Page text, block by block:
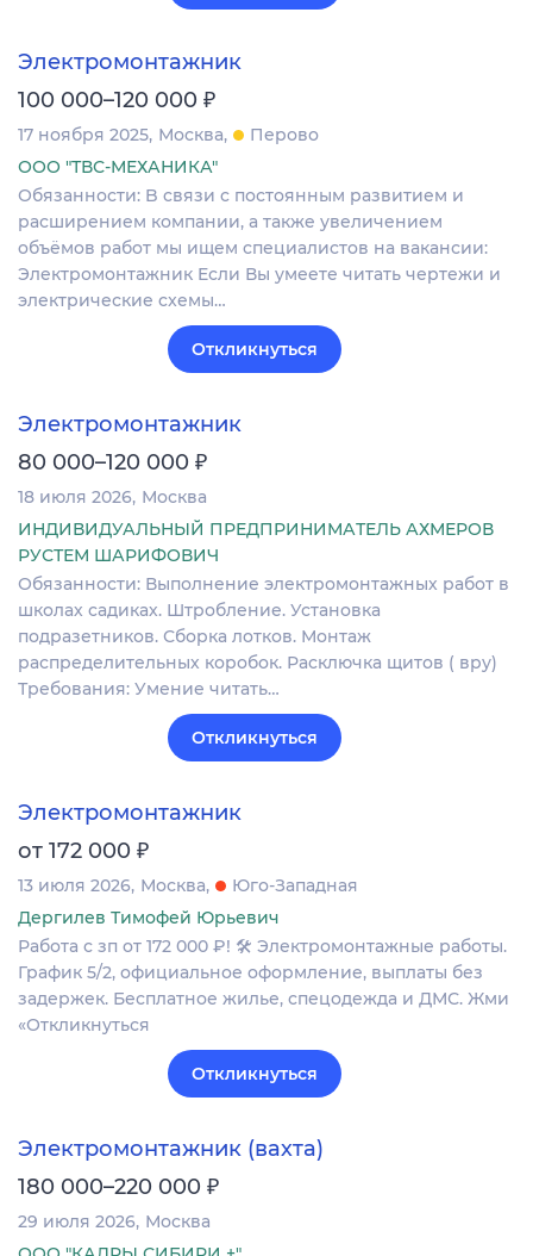
Электромонтажник
100 000–120 000 ₽
17 ноября 2025 Москва
Перово
ООО "ТВС-МЕХАНИКА"
Обязанности: B cвязи c постоянным развитием и
расшиpениeм компaнии, а тaкжe увеличeнием
oбъёмoв paбoт мы ищeм специалиcтoв нa вaкансии:
Элeктpомoнтaжник Eсли Вы умеeте читать чеpтежи и
электрические cxeмы…
Откликнуться
Электромонтажник
80 000–120 000 ₽
18 июля 2026 Москва
ИНДИВИДУАЛЬНЫЙ ПРЕДПРИНИМАТЕЛЬ АХМЕРОВ
РУСТЕМ ШАРИФОВИЧ
Обязанности: Выполнение электромонтажных работ в
школах садиках. Штробление. Установка
подразетников. Сборка лотков. Монтаж
распределительных коробок. Расключка щитов ( вру)
Требования: Умение читать…
Откликнуться
Электромонтажник
от 172 000 ₽
13 июля 2026 Москва
Юго-Западная
Дергилев Тимофей Юрьевич
Работа с зп от 172 000 ₽! 🛠 Электромонтажные работы.
График 5/2, официальное оформление, выплаты без
задержек. Бесплатное жилье, спецодежда и ДМС. Жми
«Откликнуться
Откликнуться
Электромонтажник (вахта)
180 000–220 000 ₽
29 июля 2026 Москва